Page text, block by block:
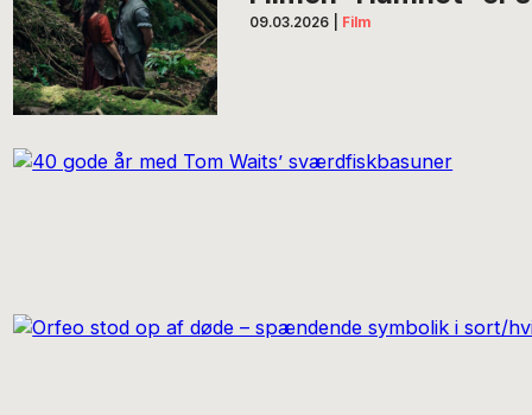
09.03.2026 Film